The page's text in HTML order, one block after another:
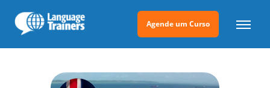
Agende um Curso